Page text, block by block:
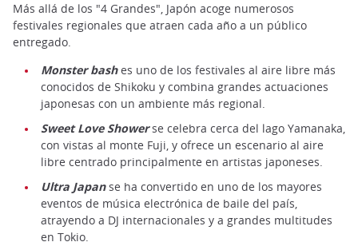
Más allá de los "4 Grandes", Japón acoge numerosos
festivales regionales que atraen cada año a un público
entregado.
Monster bashes uno de los festivales al aire libre más
conocidos de Shikoku y combina grandes actuaciones
japonesas con un ambiente más regional.
Sweet Love Showerse celebra cerca del lago Yamanaka,
con vistas al monte Fuji, y ofrece un escenario al aire
libre centrado principalmente en artistas japoneses.
Ultra Japanse ha convertido en uno de los mayores
eventos de música electrónica de baile del país,
atrayendo a DJ internacionales y a grandes multitudes
en Tokio.